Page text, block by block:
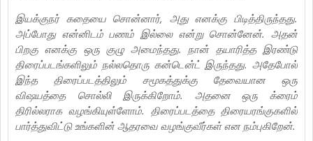
இயக்குநர் கதையை சொன்னார், அது எனக்கு பிடித்திருந்தது.
அப்போது என்னிடம் பணம் இல்லை என்று சொன்னேன். அதன்
பிறகு எனக்கு ஒரு குழு அமைந்தது. நான் தயாரித்த இரண்டு
திரைப்படங்களிலும் நல்லதொரு கன்டென்ட் இருந்தது. அதேபோல்
இந்த திரைப்படத்திலும் சமூகத்துக்கு தேவையான ஒரு
விஷயத்தை சொல்லி இருக்கிறோம். அதனை ஒரு க்ரைம்
திரில்லராக வழங்கியுள்ளோம். திரைப்படத்தை திரையரங்குகளில்
பார்த்துவிட்டு உங்களின் ஆதரவை வழங்குவீர்கள் என நம்புகிறேன்.